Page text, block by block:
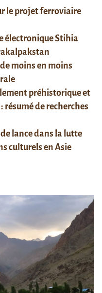
le projet ferroviaire
électronique Stihia
moins en moins
préhistorique et
résumé de recherches
lance dans la lutte
culturels en Asie